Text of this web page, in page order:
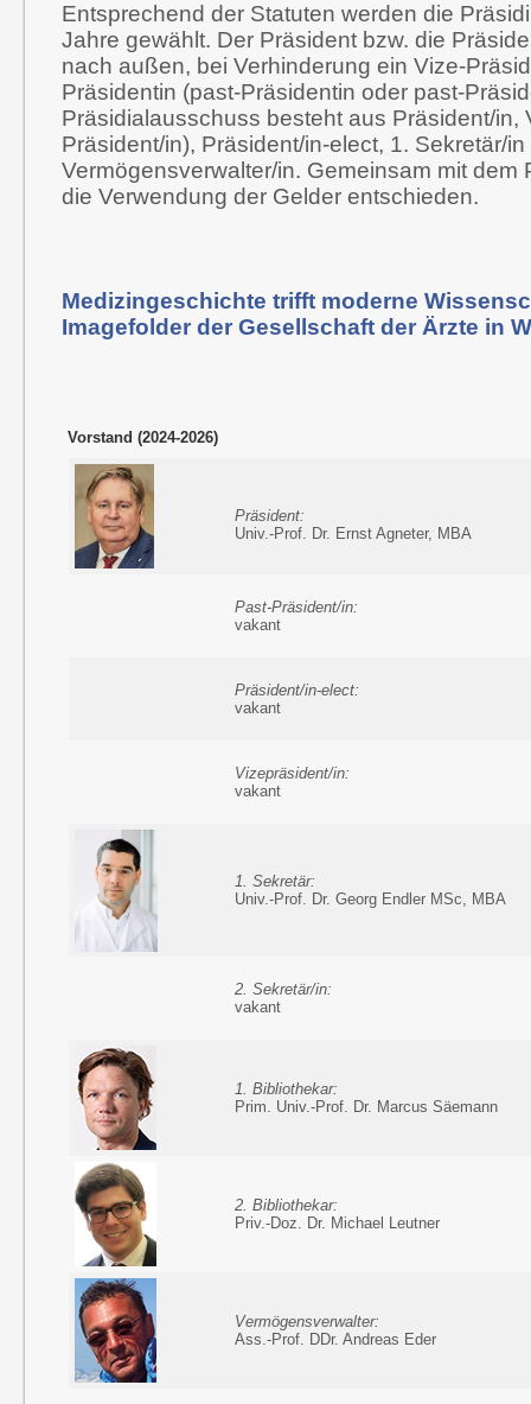
Entsprechend der Statuten werden die
Jahre gewählt. Der Präsident bzw. die
nach außen, bei Verhinderung ein Vize-
Präsidentin (past-Präsidentin oder past-
Präsidialausschuss besteht aus Präsident/in,
Präsident/in), Präsident/in-elect, 1. Sekretär/
Vermögensverwalter/in. Gemeinsam mit dem
die Verwendung der Gelder entschieden.
Medizingeschichte trifft moderne
Imagefolder der Gesellschaft der Ärzte in
Vorstand (2024-2026)
Präsident:
Univ.-Prof. Dr. Ernst Agneter, MBA
Past-Präsident/in:
vakant
Präsident/in-elect:
vakant
Vizepräsident/in:
vakant
1. Sekretär:
Univ.-Prof. Dr. Georg Endler MSc, MBA
2. Sekretär/in:
vakant
1. Bibliothekar:
Prim. Univ.-Prof. Dr. Marcus Säemann
2. Bibliothekar:
Priv.-Doz. Dr. Michael Leutner
Vermögensverwalter:
Ass.-Prof. DDr. Andreas Eder